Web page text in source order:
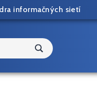
informačných sietí